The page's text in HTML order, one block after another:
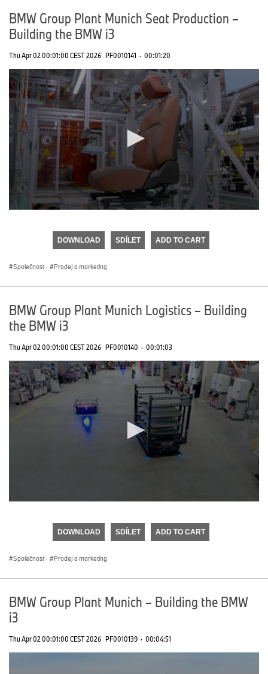
BMW Group Plant Munich Seat Production –
Building the BMW i3
Thu Apr 02 00:01:00 CEST 2026 PF0010141 · 00:01:20
DOWNLOAD SDÍLET ADD TO CART
Společnost · Prodej a marketing
BMW Group Plant Munich Logistics – Building
the BMW i3
Thu Apr 02 00:01:00 CEST 2026 PF0010140 · 00:01:03
DOWNLOAD SDÍLET ADD TO CART
Společnost · Prodej a marketing
BMW Group Plant Munich – Building the BMW
i3
Thu Apr 02 00:01:00 CEST 2026 PF0010139 · 00:04:51